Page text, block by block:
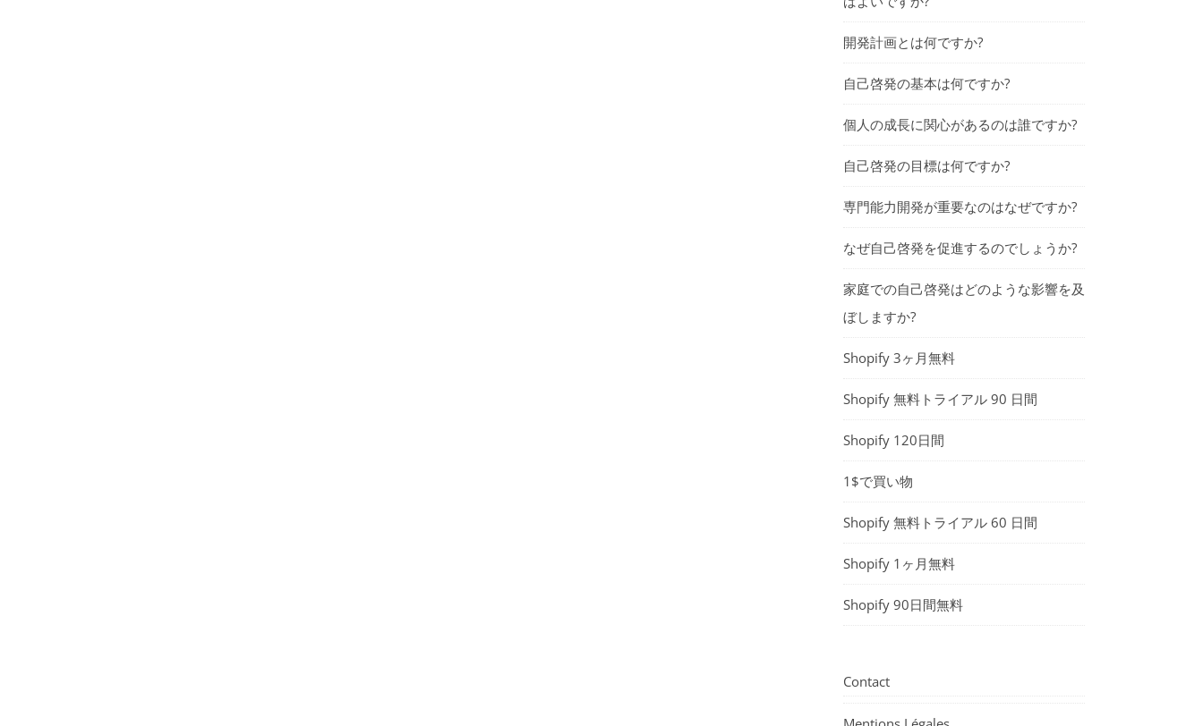
開発計画とは何ですか?
自己啓発の基本は何ですか?
個人の成長に関心があるのは誰ですか?
自己啓発の目標は何ですか?
専門能力開発が重要なのはなぜですか?
なぜ自己啓発を促進するのでしょうか?
家庭での自己啓発はどのような影響を及
ぼしますか?
Shopify 3ヶ月無料
Shopify 無料トライアル 90 日間
Shopify 120日間
1$で買い物
Shopify 無料トライアル 60 日間
Shopify 1ヶ月無料
Shopify 90日間無料
Contact